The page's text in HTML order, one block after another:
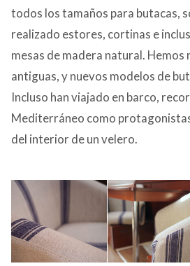
todos los tamaños para butacas,
realizado estores, cortinas e
mesas de madera natural. Hemos
antiguas, y nuevos modelos de
Incluso han viajado en barco,
Mediterráneo como
del interior de un velero.